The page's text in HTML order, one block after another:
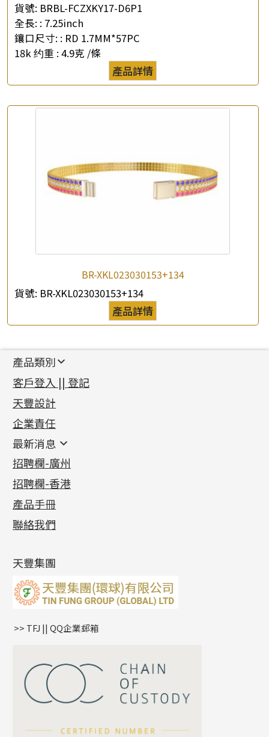
貨號: BRBL-FCZXKY17-D6P1
全長: : 7.25inch
鑲口尺寸: : RD 1.7MM*57PC
18k 约重 : 4.9克 /條
產品詳情
BR-XKL023030153+134
貨號: BR-XKL023030153+134
產品詳情
產品類別
新產品
足金系列
足金配件
機織鏈系列
珠仔鏈
镶口链
管狀網鏈
十字車花鏈系列
十字閃O鏈系列
十字錘打鏈系列
側身車花鏈系列
側身鏈系列
雙十字鏈系列
水波鏈系列
蛇骨鏈系列
鏈尾系列
嘴唇鏈系列
S車花鏈系列
珍珠鏈系列
坦克鏈系列
滿天星鏈系列
首飾配件
耳環類配件
卷迫系列
螺絲迫系列
梅花迫系列
平臺迫系列
綫拍系列
美拍系列
耳環扣系列
耳綫/耳鈎系列
耳環爪頭
耳環
鏈類配件
動感車花吊墜
調節珠系列
生圈扣系列
龍蝦扣系列
鴨俐制系列
字母吊墜
相盒吊墜
項鏈吊墜
生肖吊墜
星座吊墜
珠扣
其他類配件
珠盤系列
袖口鈕系列
焊片及鐳射綫
空心車花管
珠類配件
無孔光身珠
空心光身珠
無孔批花珠
鑲口類
四爪頭系列
六爪頭系列
車花片
動感車花片
鑲口戒指
鑲口手鏈系列
首飾系列
手镯系列
戒指系列
空心耳環
空心车花管首饰链
空心手鐲系列
貴金屬原料
千足金
記憶金屬系列
記憶戒指
拉簧珠珠手鏈
記憶鈦手鐲
客戶登入 || 登記
天豐設計
企業責任
最新消息
最新消息
各項證書(2)
相片集(9)
展覽會資訊
最新產品資訊
招聘欄-廣州
招聘欄-香港
產品手冊
聯絡我們
天豐集團
>> TFJ || QQ企業郵箱